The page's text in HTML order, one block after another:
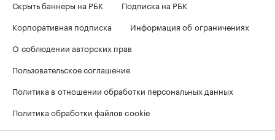
Скрыть баннеры на РБК
Подписка на РБК
Корпоративная подписка
Информация об ограничениях
О соблюдении авторских прав
Пользовательское соглашение
Политика в отношении обработки персональных данных
Политика обработки файлов cookie